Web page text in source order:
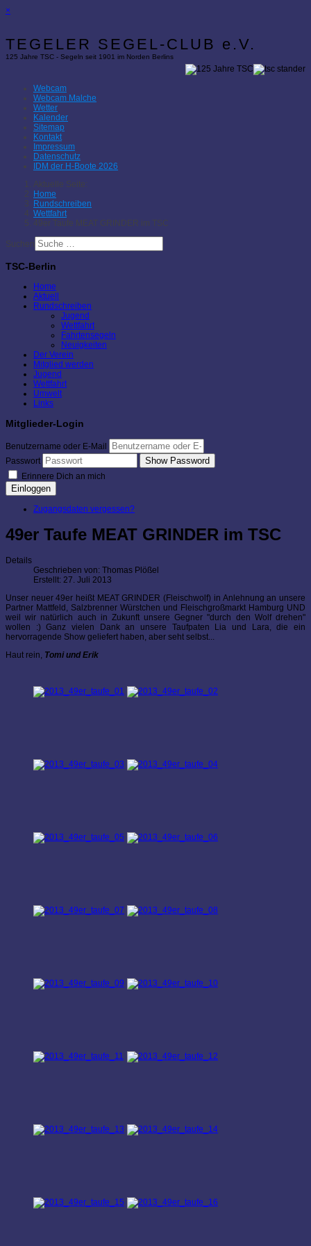
×
TEGELER SEGEL-CLUB e.V.
125 Jahre TSC - Segeln seit 1901 im Norden Berlins
Webcam
Webcam Malche
Wetter
Kalender
Sitemap
Kontakt
Impressum
Datenschutz
IDM der H-Boote 2026
Aktuelle Seite:
Home
Rundschreiben
Wettfahrt
49er Taufe MEAT GRINDER im TSC
Suchen
TSC-Berlin
Home
Aktuell
Rundschreiben
Jugend
Wettfahrt
Fahrtensegeln
Neuigkeiten
Der Verein
Mitglied werden
Jugend
Wettfahrt
Umwelt
Links
Mitglieder-Login
Benutzername oder E-Mail
Passwort
Show Password
Erinnere Dich an mich
Einloggen
Zugangsdaten vergessen?
49er Taufe MEAT GRINDER im TSC
Details
Geschrieben von: Thomas Plößel
Erstellt: 27. Juli 2013
Unser neuer 49er heißt MEAT GRINDER (Fleischwolf) in Anlehnung an unsere
Partner Mattfeld, Salzbrenner Würstchen und Fleischgroßmarkt Hamburg UND
weil wir natürlich auch in Zukunft unsere Gegner "durch den Wolf drehen"
wollen :) Ganz vielen Dank an unsere Taufpaten Lia und Lara, die ein
hervorragende Show geliefert haben, aber seht selbst...
Haut rein, Tomi und Erik